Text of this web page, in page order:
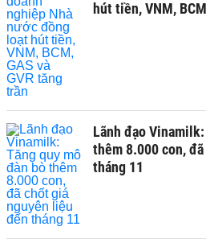
hút tiền, VNM,
Lãnh đạo
thêm 8.000 con,
tháng 11